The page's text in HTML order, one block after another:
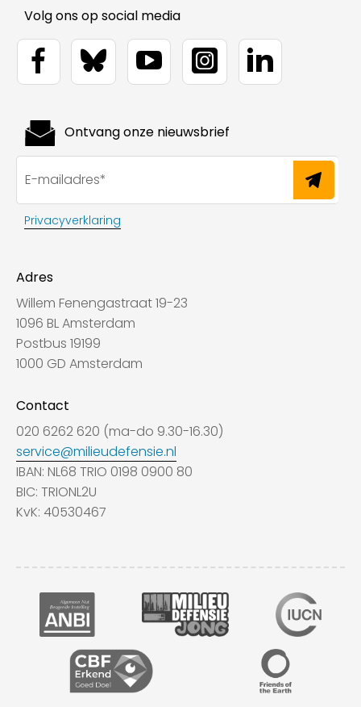
Volg ons op social media
Adres
Willem Fenengastraat 19-23
1096 BL Amsterdam
Postbus 19199
1000 GD Amsterdam
Contact
020 6262 620 (ma-do 9.30-16.30)
service@milieudefensie.nl
IBAN: NL68 TRIO 0198 0900 80
BIC: TRIONL2U
KvK: 40530467
Ontvang onze nieuwsbrief
Privacyverklaring